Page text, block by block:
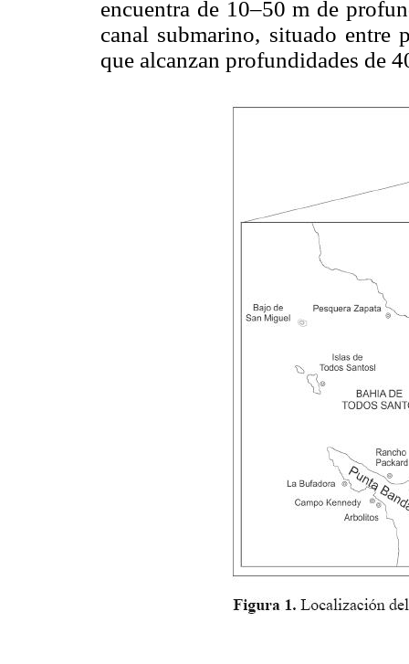
encuentra de 10–50 m de
canal submarino, situado entre
que alcanzan profundidades de